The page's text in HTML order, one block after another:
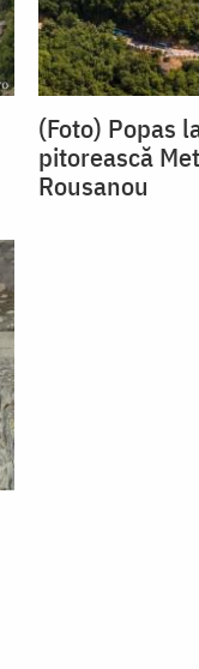
(Foto) Popas
pitorească
Rousanou